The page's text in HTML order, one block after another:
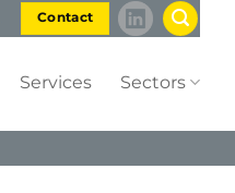
Contact
Services Sectors